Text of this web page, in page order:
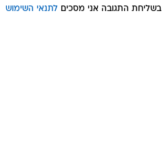
בשליחת התגובה אני מסכים לתנאי השימוש